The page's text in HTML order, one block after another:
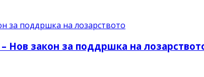
Нов закон за поддршка на